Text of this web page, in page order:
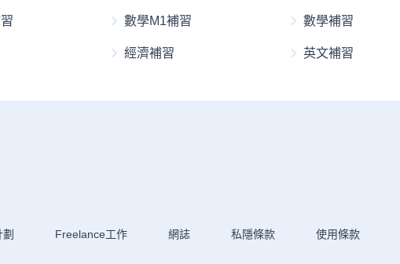
數學M1補習 數學補習
經濟補習 英文補習
Freelance工作 網誌 私隱條款 使用條款